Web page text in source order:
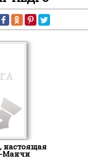
настоящая
Манчи